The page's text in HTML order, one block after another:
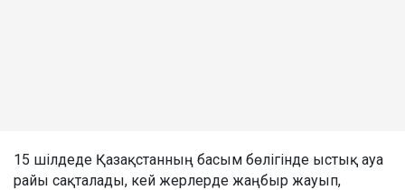
15 шілдеде Қазақстанның басым бөлігінде ыстық ауа
райы сақталады, кей жерлерде жаңбыр жауып,